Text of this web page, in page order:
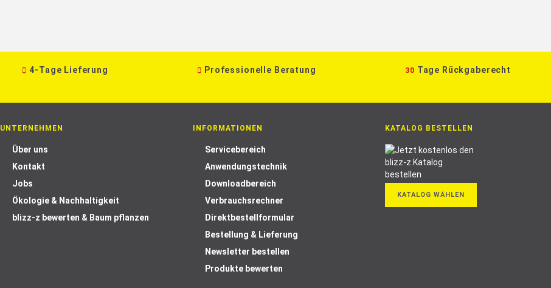
4-Tage Lieferung Professionelle Beratung 30 Tage Rückgaberecht
UNTERNEHMEN
Über uns
Kontakt
Jobs
Ökologie & Nachhaltigkeit
blizz-z bewerten & Baum pflanzen
INFORMATIONEN
Servicebereich
Anwendungstechnik
Downloadbereich
Verbrauchsrechner
Direktbestellformular
Bestellung & Lieferung
Newsletter bestellen
Produkte bewerten
KATALOG BESTELLEN
KATALOG WÄHLEN